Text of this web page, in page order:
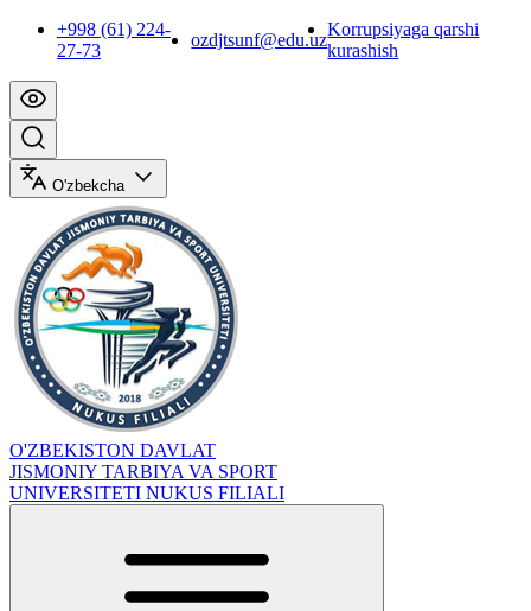
+998 (61) 224-
27-73
ozdjtsunf@edu.uz
Korrupsiyaga qarshi
kurashish
O'zbekcha
O'ZBEKISTON DAVLAT
JISMONIY TARBIYA VA SPORT
UNIVERSITETI NUKUS FILIALI